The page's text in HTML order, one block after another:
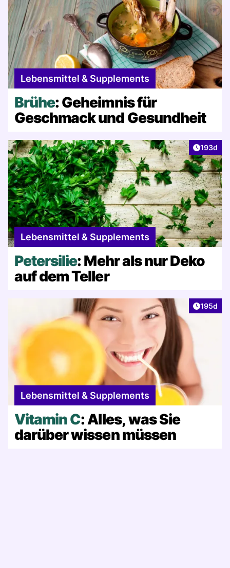
Lebensmittel & Supplements
Brühe: Geheimnis für
Geschmack und Gesundheit
Artikel
193d
Lebensmittel & Supplements
Petersilie: Mehr als nur Deko
auf dem Teller
Artikel
195d
Lebensmittel & Supplements
Vitamin C: Alles, was Sie
darüber wissen müssen